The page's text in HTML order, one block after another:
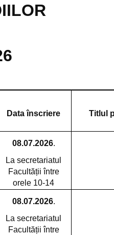
Data înscriere Titlul
08.07.2026.
La secretariatul
Facultății între
orele 10-14
08.07.2026.
La secretariatul
Facultății între